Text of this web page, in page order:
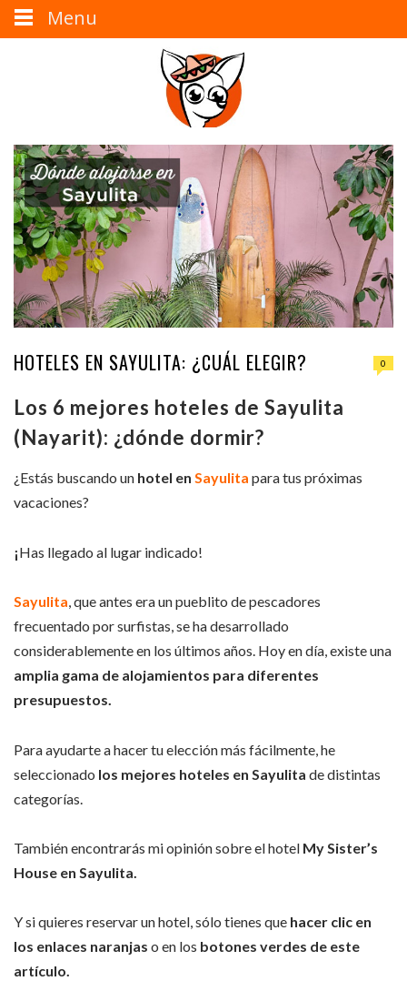
HOTELES EN SAYULITA: ¿CUÁL ELEGIR? 0
Los 6 mejores hoteles de Sayulita
(Nayarit): ¿dónde dormir?
¿Estás buscando un hotel en Sayulita para tus próximas
vacaciones?
¡Has llegado al lugar indicado!
Sayulita, que antes era un pueblito de pescadores
frecuentado por surfistas, se ha desarrollado
considerablemente en los últimos años. Hoy en día, existe una
amplia gama de alojamientos para diferentes
presupuestos.
Para ayudarte a hacer tu elección más fácilmente, he
seleccionado los mejores hoteles en Sayulita de distintas
categorías.
También encontrarás mi opinión sobre el hotel My Sister’s
House en Sayulita.
Y si quieres reservar un hotel, sólo tienes que hacer clic en
los enlaces naranjas o en los botones verdes de este
artículo.
Menu